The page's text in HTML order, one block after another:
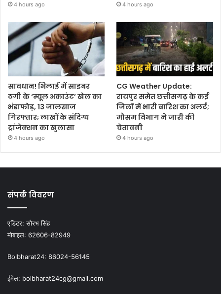
4 hours ago 4 hours ago
सावधान! भिलाई में साइबर
ठगी के ‘म्यूल अकाउंट’ खेल का
भंडाफोड़, 13 जालसाज
गिरफ्तार; लाखों के संदिग्ध
ट्रांजेक्शन का खुलासा
4 hours ago
CG Weather Update:
रायपुर समेत छत्तीसगढ़ के कई
जिलों में भारी बारिश का अलर्ट;
मौसम विभाग ने जारी की
चेतावनी
4 hours ago
संपर्क विवरण
एडिटर:सौरभ सिंह
मोबाइल: 62606-82949
Bolbharat24: 86024-56145
ईमेल: bolbharat24cg@gmail.com